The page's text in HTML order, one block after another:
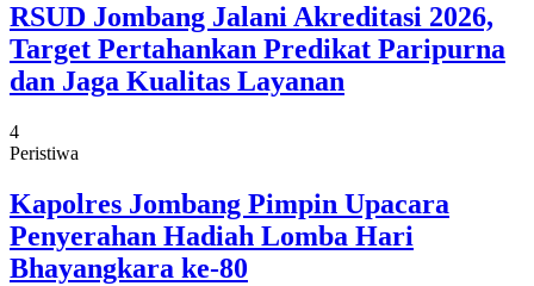
RSUD Jombang Jalani Akreditasi 2026,
Target Pertahankan Predikat Paripurna
dan Jaga Kualitas Layanan
4
Peristiwa
Kapolres Jombang Pimpin Upacara
Penyerahan Hadiah Lomba Hari
Bhayangkara ke-80